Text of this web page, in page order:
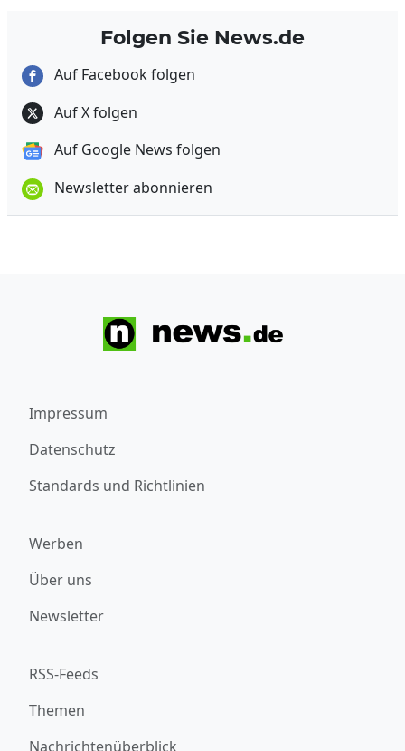
Folgen Sie News.de
Auf Facebook folgen
Auf X folgen
Auf Google News folgen
Newsletter abonnieren
Impressum
Datenschutz
Standards und Richtlinien
Werben
Über uns
Newsletter
RSS-Feeds
Themen
Nachrichtenüberblick